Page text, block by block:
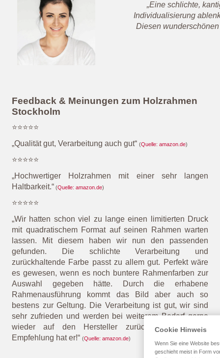
„Eine schlichte,
Individualisierung
Diesen
Feedback & Meinungen zum Holzrahmen
Stockholm
⭐⭐⭐⭐⭐
„Qualität gut, Verarbeitung auch gut“ (Quelle: amazon.de)
⭐⭐⭐⭐⭐
„Hochwertiger Holzrahmen mit einer sehr langen
Haltbarkeit.“ (Quelle: amazon.de)
⭐⭐⭐⭐⭐
„Wir hatten schon viel zu lange einen limitierten Druck
mit quadratischem Format auf seinen Rahmen warten
lassen. Mit diesem haben wir nun den passenden
gefunden. Die schlichte Verarbeitung und
zurückhaltende Farbe passt zu allem gut. Perfekt wäre
es gewesen, wenn es noch buntere Rahmenfarben zur
Auswahl gegeben hätte. Durch die erhabene
Rahmenausführung kommt das Bild aber auch so
bestens zur Geltung. Die Verarbeitung ist gut, wir sind
sehr zufrieden und werden bei weiterem Bedarf gerne
wieder auf den Hersteller zurückgreifen. Unsere
Empfehlung hat er!“ (Quelle: amazon.de)
Cookie Hinweis
Wenn Sie eine Website
geschieht meist in Form